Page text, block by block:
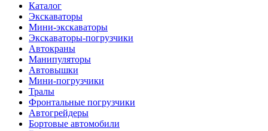
Каталог
Экскаваторы
Мини-экскаваторы
Экскаваторы-погрузчики
Автокраны
Манипуляторы
Автовышки
Мини-погрузчики
Тралы
Фронтальные погрузчики
Автогрейдеры
Бортовые автомобили